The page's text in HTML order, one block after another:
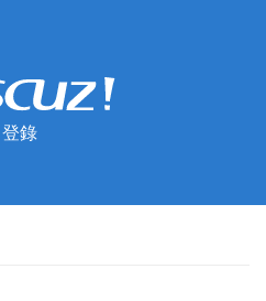
登錄